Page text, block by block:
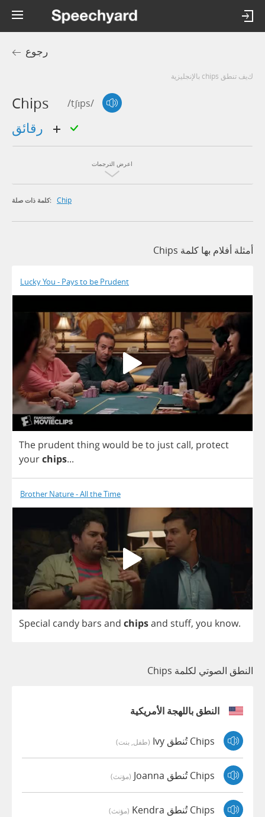
رجوع
كيف تنطق chips بالإنجليزية
Chips /tʃɪps/
اعرض الترجمات
كلمة ذات صلة: Chip
أمثلة أفلام بها كلمة Chips
Lucky You - Pays to be Prudent
The prudentthingwould beto just call, protect
yourchips...
Brother Nature - All the Time
Special candy bars and chipsand stuff, you know.
النطق الصوتي لكلمة Chips
النطق باللهجة الأمريكية
Chips تُنطق Ivy (طفل, بنت)
Chips تُنطق Joanna (مؤنث)
Chips تُنطق Kendra (مؤنث)